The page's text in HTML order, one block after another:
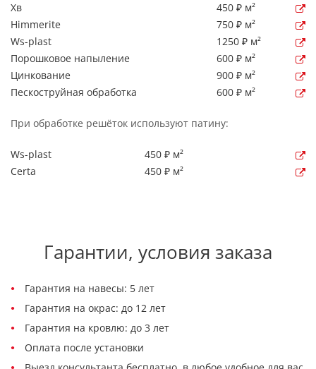
Хв
450 ₽ м²
Himmerite
750 ₽ м²
Ws-plast
1250 ₽ м²
Порошковое напыление
600 ₽ м²
Цинкование
900 ₽ м²
Пескоструйная обработка
600 ₽ м²
При обработке решёток используют патину:
Ws-plast
450 ₽ м²
Certa
450 ₽ м²
Гарантии, условия заказа
Гарантия на навесы: 5 лет
Гарантия на окрас: до 12 лет
Гарантия на кровлю: до 3 лет
Оплата после установки